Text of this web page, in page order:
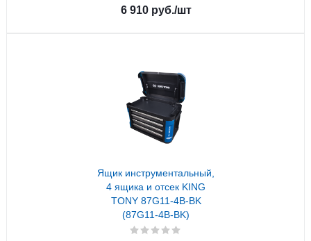
6 910руб./шт
Ящик инструментальный,
4 ящика и отсек KING
TONY 87G11-4B-BK
(87G11-4B-BK)